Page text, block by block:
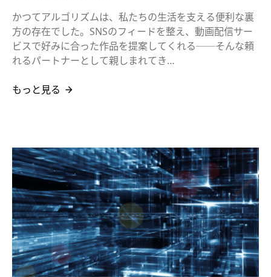
かつてアルゴリズムは、私たちの生活を支える便利な裏
方の存在でした。SNSのフィードを整え、動画配信サー
ビスで好みに合った作品を提案してくれる──そんな頼
れるパートナーとして親しまれてき…
もっと見る